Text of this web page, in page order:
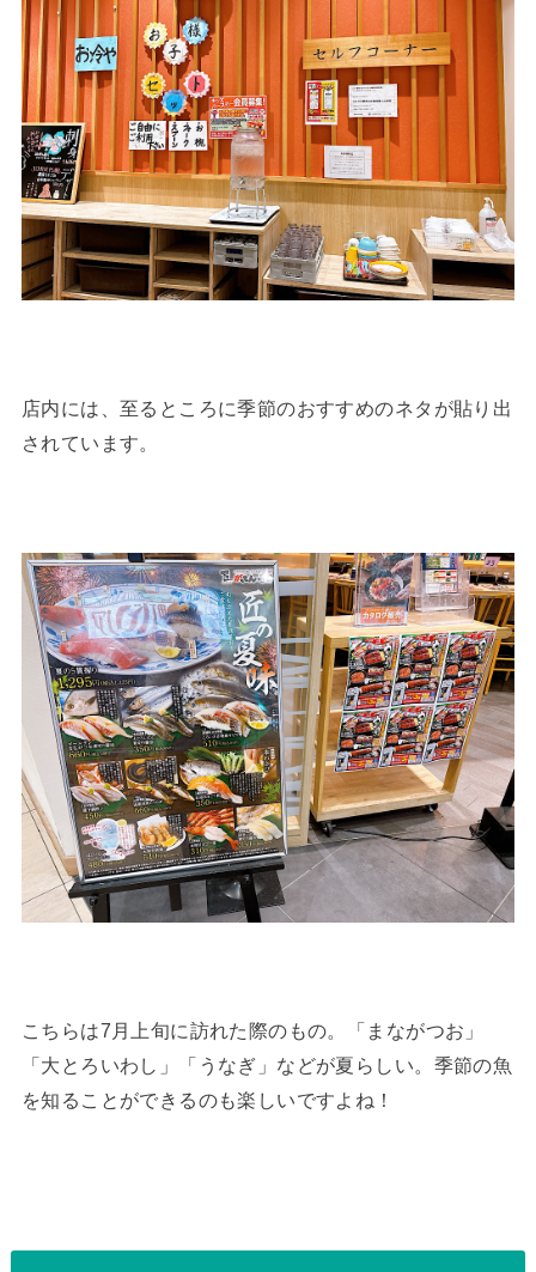
店内には、至るところに季節のおすすめのネタが貼り出
されています。
こちらは7月上旬に訪れた際のもの。「まながつお」
「大とろいわし」「うなぎ」などが夏らしい。季節の魚
を知ることができるのも楽しいですよね！